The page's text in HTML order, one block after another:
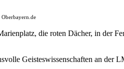
Oberbayern.de
die roten Dächer, in der
Geisteswissenschaften an der